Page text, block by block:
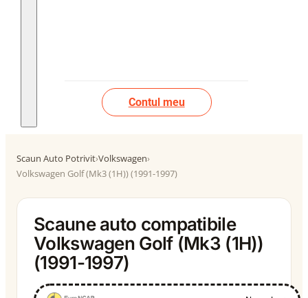
Contul meu
Scaun Auto Potrivit›Volkswagen›
Volkswagen Golf (Mk3 (1H)) (1991-1997)
Scaune auto compatibile
Volkswagen Golf (Mk3 (1H))
(1991-1997)